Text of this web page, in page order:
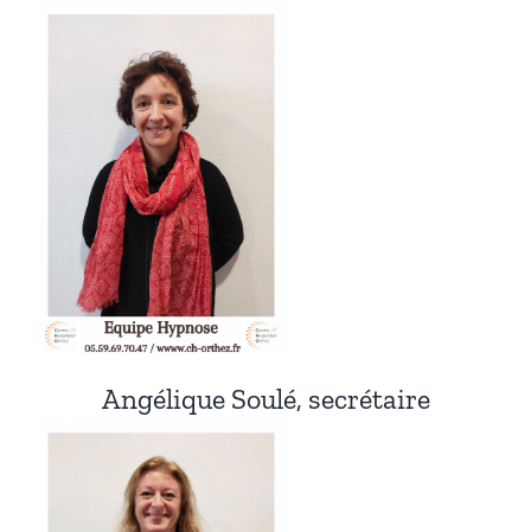
Angélique Soulé, secrétaire